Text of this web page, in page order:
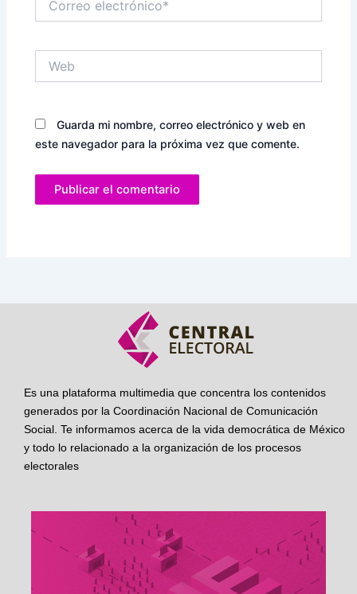
electrónico*
Guarda mi nombre, correo electrónico y web en
este navegador para la próxima vez que comente.
Es una plataforma multimedia que concentra los contenidos
generados por la Coordinación Nacional de Comunicación
Social. Te informamos acerca de la vida democrática de México
y todo lo relacionado a la organización de los procesos
electorales